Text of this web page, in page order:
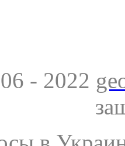
- 2022